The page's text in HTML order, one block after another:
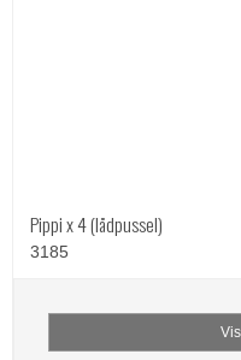
Pippi x 4 (lådpussel)
3185